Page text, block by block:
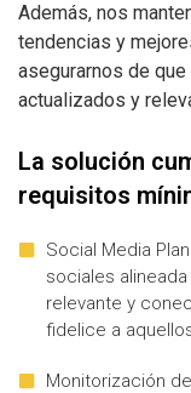
Además, nos
tendencias y
asegurarnos de
actualizados y
La solución
requisitos
Social Media
sociales
relevante y
fidelice a
Monitorización